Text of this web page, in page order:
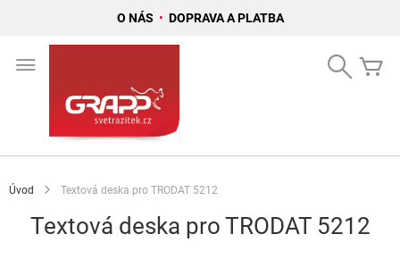
O NÁS • DOPRAVA A PLATBA
Search
Úvod Textová deska pro TRODAT 5212
Textová deska pro TRODAT 5212